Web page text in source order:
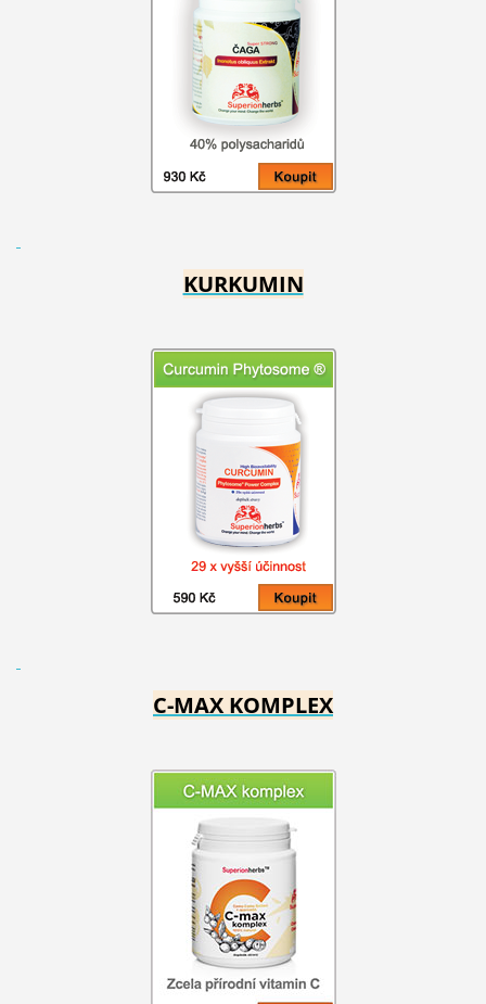
KURKUMIN
C-MAX KOMPLEX